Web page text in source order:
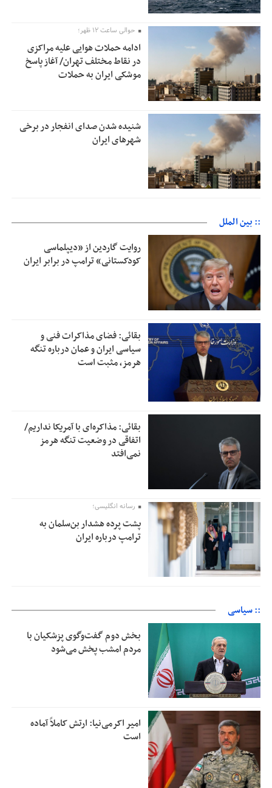
حوالی ساعت ۱۲ ظهر؛
ادامه حملات هوایی علیه مراکزی
در نقاط مختلف تهران/ آغاز پاسخ
موشکی ایران به حملات
شنیده شدن صدای انفجار در برخی
شهرهای ایران
:: بین الملل
روایت گاردین از «دیپلماسی
کودکستانی» ترامپ در برابر ایران
بقائی: فضای مذاکرات فنی و
سیاسی ایران و عمان درباره تنگه
هرمز، مثبت است
بقائی: مذاکره‌ای با آمریکا نداریم/
اتفاقی در وضعیت تنگه هرمز
نمی‌افتد
رسانه انگلیسی؛
پشت پرده هشدار بن‌سلمان به
ترامپ درباره ایران
:: سیاسی
بخش دوم گفت‌وگوی پزشکیان با
مردم امشب پخش می‌شود
امیر اکرمی‌نیا: ارتش کاملاً آماده
است